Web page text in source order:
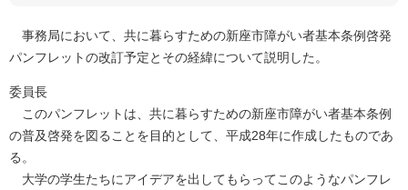
事務局において、共に暮らすための新座市障がい者基本条例啓発
パンフレットの改訂予定とその経緯について説明した。
委員長
このパンフレットは、共に暮らすための新座市障がい者基本条例
の普及啓発を図ることを目的として、平成28年に作成したものであ
る。
大学の学生たちにアイデアを出してもらってこのようなパンフレ